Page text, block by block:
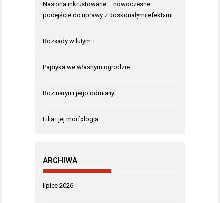
Nasiona inkrustowane – nowoczesne
podejście do uprawy z doskonałymi efektami
Rozsady w lutym.
Papryka we własnym ogrodzie
Rozmaryn i jego odmiany.
Lilia i jej morfologia.
ARCHIWA
lipiec 2026